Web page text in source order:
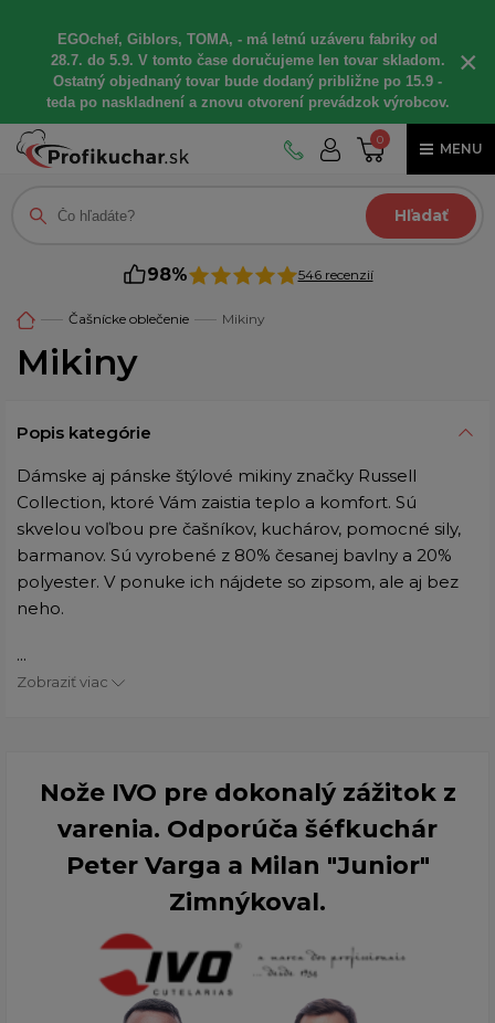
EGOchef, Giblors, TOMA, - má letnú uzáveru fabriky od
28.7. do 5.9. V tomto čase doručujeme len tovar skladom.
Ostatný objednaný tovar bude dodaný približne po 15.9 -
teda po naskladnení a znovu otvorení prevádzok výrobcov.
×
0
MENU
Hľadať
98% 546 recenzií
Čašnícke oblečenie Mikiny
Mikiny
Popis kategórie
Dámske aj pánske štýlové mikiny značky Russell
Collection, ktoré Vám zaistia teplo a komfort. Sú
skvelou voľbou pre čašníkov, kuchárov, pomocné sily,
barmanov. Sú vyrobené z 80% česanej bavlny a 20%
polyester. V ponuke ich nájdete so zipsom, ale aj bez
neho.
...
Zobraziť viac
Nože IVO pre dokonalý zážitok z
varenia. Odporúča šéfkuchár
Peter Varga a Milan "Junior"
Zimnýkoval.